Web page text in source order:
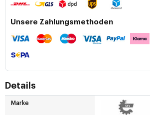
Unsere Zahlungsmethoden
Details
Marke